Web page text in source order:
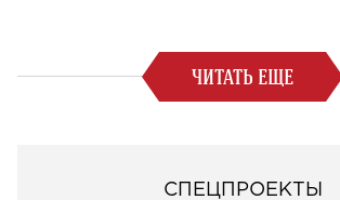
ЧИТАТЬ ЕЩЕ
СПЕЦПРОЕКТЫ